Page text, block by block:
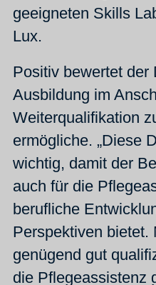
geeigneten Skills
Lux.
Positiv bewertet der
Ausbildung im
Weiterqualifikation
ermögliche. „Diese
wichtig, damit der
auch für die
berufliche
Perspektiven bietet.
genügend gut
die Pflegeassistenz